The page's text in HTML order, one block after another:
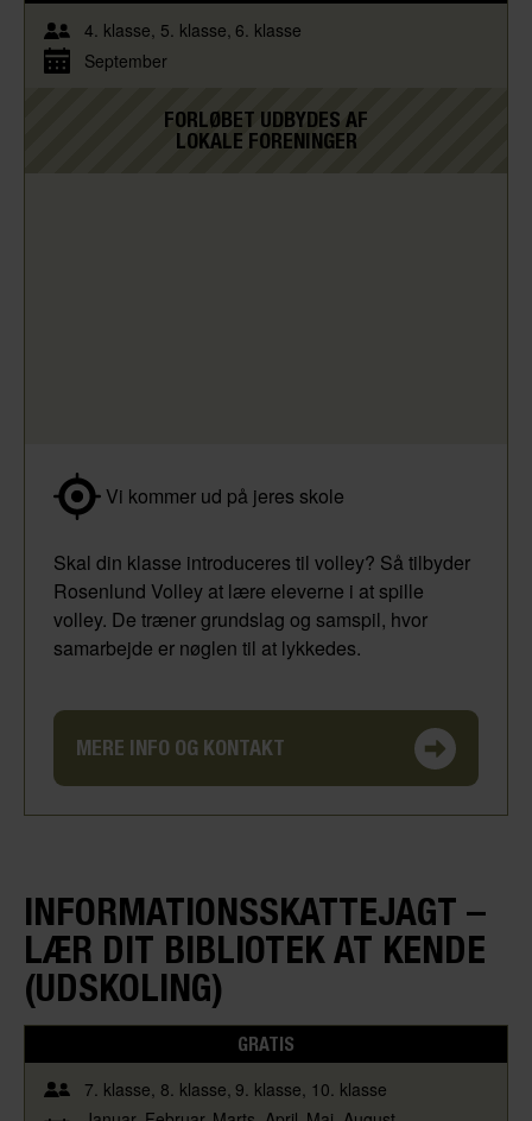
4. klasse 5. klasse 6. klasse
September
FORLØBET UDBYDES AF
LOKALE FORENINGER
Vi kommer ud på jeres skole
Skal din klasse introduceres til volley? Så tilbyder
Rosenlund Volley at lære eleverne i at spille
volley. De træner grundslag og samspil, hvor
samarbejde er nøglen til at lykkedes.
MERE INFO OG KONTAKT
INFORMATIONSSKATTEJAGT –
LÆR DIT BIBLIOTEK AT KENDE
(UDSKOLING)
GRATIS
7. klasse 8. klasse 9. klasse 10. klasse